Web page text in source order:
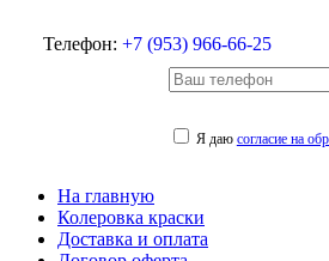
Телефон: +7 (953) 966-66-25
Я даю согласие на
На главную
Колеровка краски
Доставка и оплата